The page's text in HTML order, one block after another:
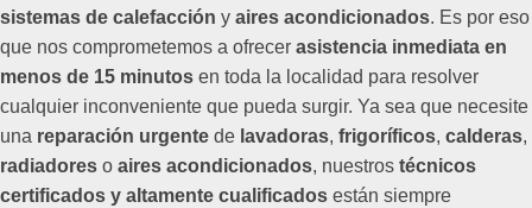
sistemas de calefacción y aires acondicionados. Es por eso
que nos comprometemos a ofrecer asistencia inmediata en
menos de 15 minutos en toda la localidad para resolver
cualquier inconveniente que pueda surgir. Ya sea que necesite
una reparación urgente de lavadoras, frigoríficos, calderas,
radiadores o aires acondicionados, nuestros técnicos
certificados y altamente cualificados están siempre